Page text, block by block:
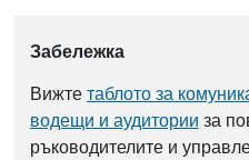
Забележка
Вижтетаблото за
водещи и аудитории за
ръководителите и